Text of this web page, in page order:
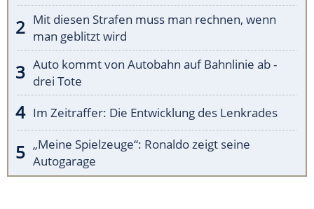
Mit diesen Strafen muss man rechnen, wenn
man geblitzt wird
Auto kommt von Autobahn auf Bahnlinie ab -
drei Tote
Im Zeitraffer: Die Entwicklung des Lenkrades
„Meine Spielzeuge“: Ronaldo zeigt seine
Autogarage